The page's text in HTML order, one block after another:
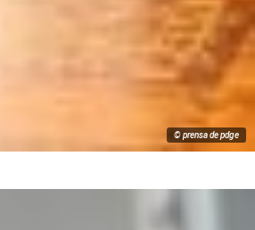
© prensa de pdge